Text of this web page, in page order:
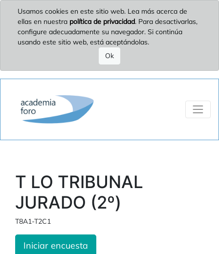
Usamos cookies en este sitio web. Lea más acerca de
ellas en nuestra política de privacidad. Para desactivarlas,
configure adecuadamente su navegador. Si continúa
usando este sitio web, está aceptándolas.
Ok
T LO TRIBUNAL
JURADO (2º)
T8A1-T2C1
Iniciar encuesta